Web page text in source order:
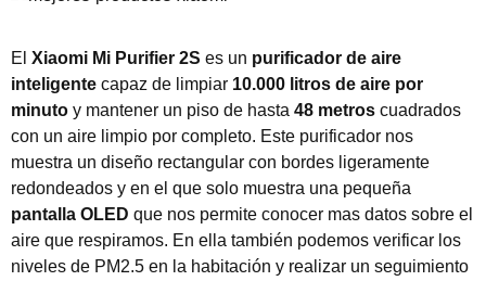
El Xiaomi Mi Purifier 2S es un purificador de aire
inteligente capaz de limpiar 10.000 litros de aire por
minuto y mantener un piso de hasta 48 metros cuadrados
con un aire limpio por completo. Este purificador nos
muestra un diseño rectangular con bordes ligeramente
redondeados y en el que solo muestra una pequeña
pantalla OLED que nos permite conocer mas datos sobre el
aire que respiramos. En ella también podemos verificar los
niveles de PM2.5 en la habitación y realizar un seguimiento